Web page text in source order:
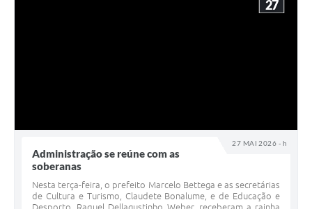
27 MAI 2026 - h
27
Administração se reúne com as
soberanas
Nesta terça-feira, o prefeito Marcelo Bettega e as secretárias
de Cultura e Turismo, Claudete Bonalume, e de Educação e
Desporto, Raquel Dellagustinho Weber, receberam a rainha